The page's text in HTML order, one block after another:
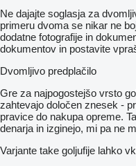
Ne dajajte soglasja za
primeru dvoma se nikar ne
dodatne fotografije in
dokumentov in postavite
Dvomljivo predplačilo
Gre za najpogostejšo vrsto
zahtevajo določen znesek -
pravice do nakupa opreme.
denarja in izginejo, mi pa ne
Varjante take goljufije lahko